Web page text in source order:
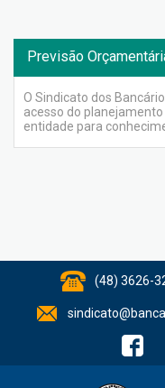
Previsão
O Sindicato dos
acesso do
entidade para
(48) 3626-